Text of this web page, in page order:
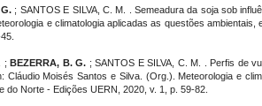
; SANTOS E SILVA, C. M. . Semeadura da soja sob
e climatologia aplicadas as questões
;BEZERRA, B. G. ; SANTOS E SILVA, C. M. . Perfis de
Moisés Santos e Silva. (Org.). Meteorologia e
do Norte - Edições UERN, 2020, v. 1, p. 59-82.